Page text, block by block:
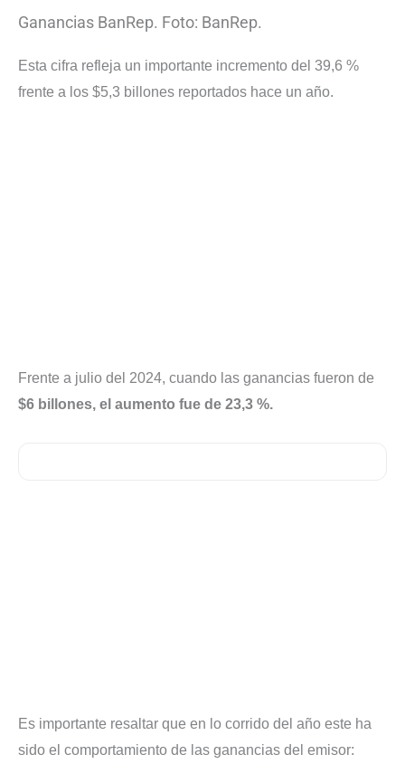
Ganancias BanRep. Foto: BanRep.
Esta cifra refleja un importante incremento del 39,6 %
frente a los $5,3 billones reportados hace un año.
Frente a julio del 2024, cuando las ganancias fueron de
$6 billones, el aumento fue de 23,3 %.
Es importante resaltar que en lo corrido del año este ha
sido el comportamiento de las ganancias del emisor: